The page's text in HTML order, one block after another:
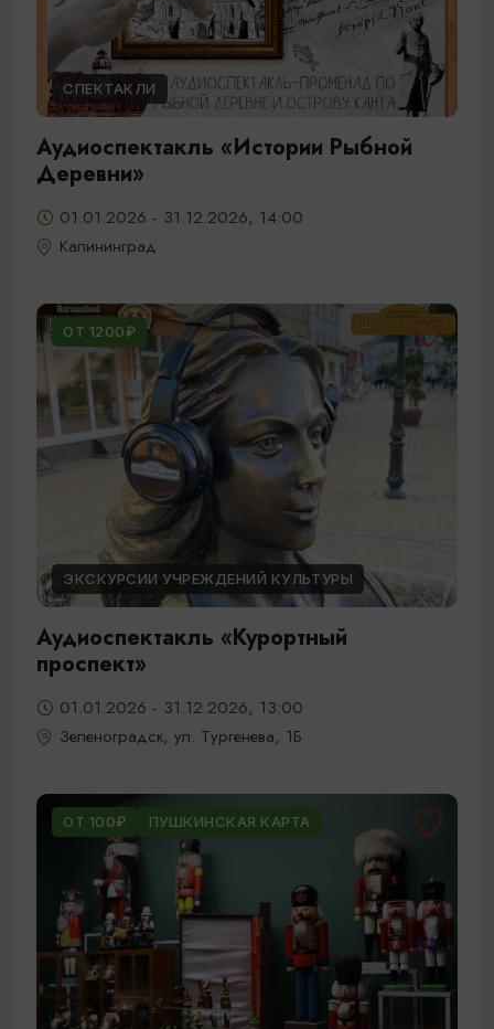
СПЕКТАКЛИ
Аудиоспектакль «Истории Рыбной
Деревни»
01.01.2026 - 31.12.2026, 14:00
Калининград
ОТ 1200₽
ЭКСКУРСИИ УЧРЕЖДЕНИЙ КУЛЬТУРЫ
Аудиоспектакль «Курортный
проспект»
01.01.2026 - 31.12.2026, 13:00
Зеленоградск, ул. Тургенева, 1Б
ОТ 100₽ ПУШКИНСКАЯ КАРТА